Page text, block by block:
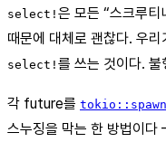
select! 은 모든 “스크루
때문에 대체로 괜찮다. 우
select! 를 쓰는 것이다.
각 future를 tokio::spawn
스누징을 막는 한 방법이다